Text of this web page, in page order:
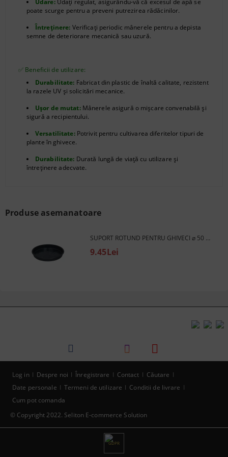
Udare:Udați regulat, asigurându-vă că excesul de apă se
poate scurge pentru a preveni putrezirea rădăcinilor.
Întreținere: Verificați periodic mânerele pentru a depista
semne de deteriorare mecanică sau uzură.
✅ Beneficii de utilizare:
Durabilitate: Fabricat din plastic de înaltă calitate, rezistent
la razele UV și solicitări mecanice.
Ușor de mutat:Mânerele asigură o mișcare convenabilă și
sigură a recipientului.
Versatilitate:Potrivit pentru cultivarea diferitelor tipuri de
plante în ghivece.
Durabilitate: Durată lungă de viață cu utilizare și
întreținere adecvate.
Produse asemanatoare
SUPORT ROTUND PENTRU GHIVECI ⌀ 50 CM (PENTRU GHIVECI ROTUND 100L.) - TURCIA
9.45Lei
© Copyright 2022. Seliton E-commerce Solution
Log in Despre noi Înregistrare Contact
Căutare
Date personale
Termeni de utilizare
Conditii de livrare
Cum pot comanda
GDPR